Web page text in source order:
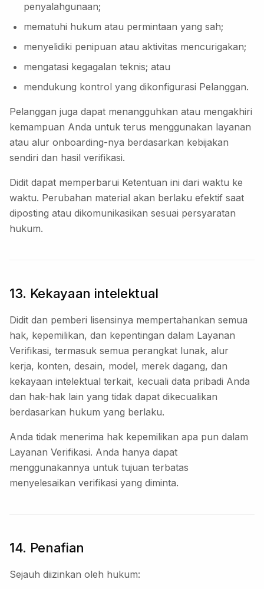
penyalahgunaan;
mematuhi hukum atau permintaan yang sah;
menyelidiki penipuan atau aktivitas mencurigakan;
mengatasi kegagalan teknis; atau
mendukung kontrol yang dikonfigurasi Pelanggan.
Pelanggan juga dapat menangguhkan atau mengakhiri
kemampuan Anda untuk terus menggunakan layanan
atau alur onboarding-nya berdasarkan kebijakan
sendiri dan hasil verifikasi.
Didit dapat memperbarui Ketentuan ini dari waktu ke
waktu. Perubahan material akan berlaku efektif saat
diposting atau dikomunikasikan sesuai persyaratan
hukum.
13. Kekayaan intelektual
Didit dan pemberi lisensinya mempertahankan semua
hak, kepemilikan, dan kepentingan dalam Layanan
Verifikasi, termasuk semua perangkat lunak, alur
kerja, konten, desain, model, merek dagang, dan
kekayaan intelektual terkait, kecuali data pribadi Anda
dan hak-hak lain yang tidak dapat dikecualikan
berdasarkan hukum yang berlaku.
Anda tidak menerima hak kepemilikan apa pun dalam
Layanan Verifikasi. Anda hanya dapat
menggunakannya untuk tujuan terbatas
menyelesaikan verifikasi yang diminta.
14. Penafian
Sejauh diizinkan oleh hukum: